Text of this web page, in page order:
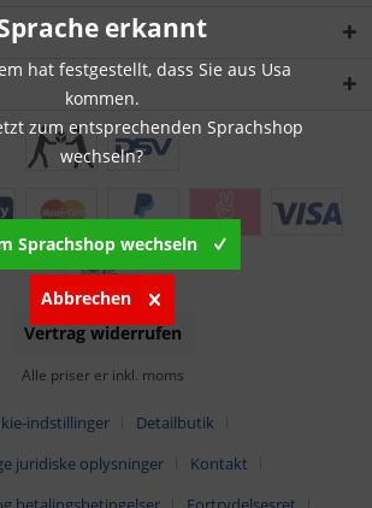
Vertrag widerrufen
Alle priser er inkl. moms
indstillinger
Detailbutik
juridiske oplysninger
Kontakt
erkannt
hat festgestellt, dass Sie aus Usa
kommen.
zum entsprechenden Sprachshop
wechseln?
Sprachshop wechseln
Abbrechen